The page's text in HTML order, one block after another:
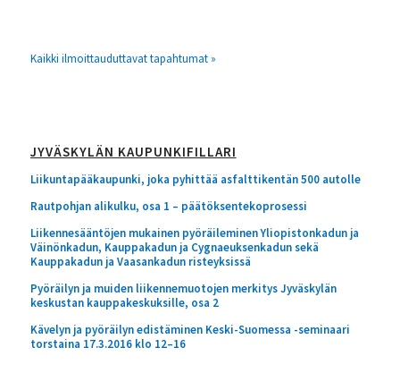
Kaikki ilmoittauduttavat tapahtumat »
JYVÄSKYLÄN KAUPUNKIFILLARI
Liikuntapääkaupunki, joka pyhittää asfalttikentän 500 autolle
Rautpohjan alikulku, osa 1 – päätöksentekoprosessi
Liikennesääntöjen mukainen pyöräileminen Yliopistonkadun ja
Väinönkadun, Kauppakadun ja Cygnaeuksenkadun sekä
Kauppakadun ja Vaasankadun risteyksissä
Pyöräilyn ja muiden liikennemuotojen merkitys Jyväskylän
keskustan kauppakeskuksille, osa 2
Kävelyn ja pyöräilyn edistäminen Keski-Suomessa -seminaari
torstaina 17.3.2016 klo 12–16